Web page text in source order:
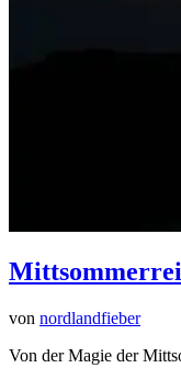
von nordlandfieber
Von der Magie der